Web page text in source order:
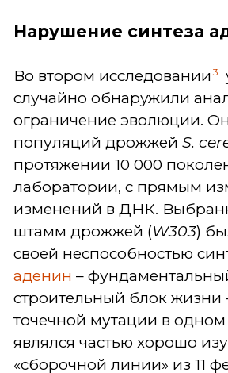
Нарушение синтеза
Во втором исследовании 3
случайно обнаружили
ограничение эволюции.
популяций дрожжей S.
протяжении 10 000
лаборатории, с прямым
изменений в ДНК.
штамм дрожжей (W303)
своей неспособностью
аденин –
строительный блок жизни
точечной мутации в одном
являлся частью хорошо
«сборочной линии» из 11